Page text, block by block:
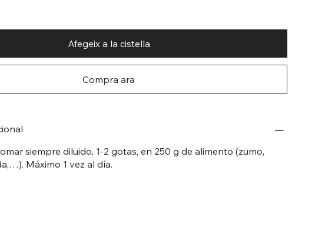
Afegeix a la cistella
Compra ara
siempre diluido, 1-2 gotas, en 250 g de alimento (zumo,
Máximo 1 vez al día.